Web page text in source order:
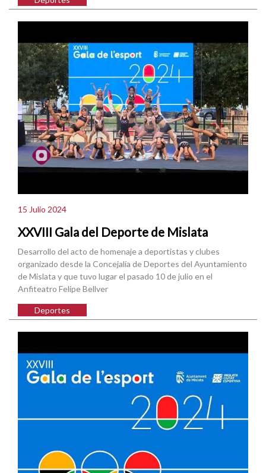
15 Julio 2024
XXVIII Gala del Deporte de Mislata
Desarrollo del acto de homenaje a deportistas y clubes
organizado desde la Concejalía de Deportes del Ayuntamiento
de Mislata y que tuvo lugar el pasado 10 de julio en el
Anfiteatro Felipe Bellver
Deportes